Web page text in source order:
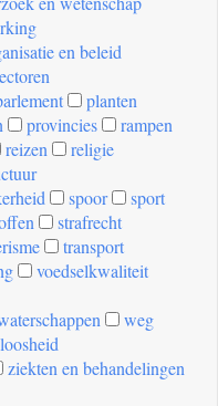
en beleid
planten
provincies
rampen
reizen
religie
spoor
sport
strafrecht
transport
voedselkwaliteit
weg
ziekten en behandelingen